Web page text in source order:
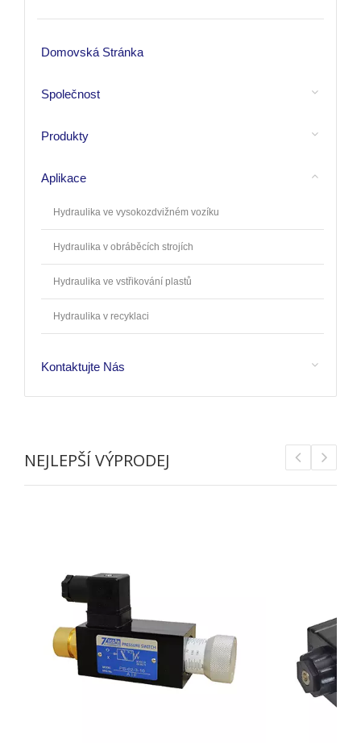
Domovská Stránka
Společnost
Produkty
Aplikace
Hydraulika ve vysokozdvižném vozíku
Hydraulika v obráběcích strojích
Hydraulika ve vstřikování plastů
Hydraulika v recyklaci
Kontaktujte Nás
NEJLEPŠÍ VÝPRODEJ